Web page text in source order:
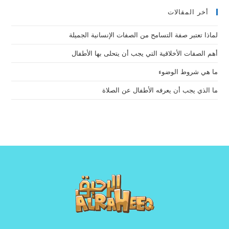
أخر المقالات
لماذا تعتبر صفة التسامح من الصفات الإنسانية الجميلة
أهم الصفات الأخلاقية التي يجب أن يتحلى بها الأطفال
ما هي شروط الوضوء
ما الذي يجب أن يعرفه الأطفال عن الصلاة